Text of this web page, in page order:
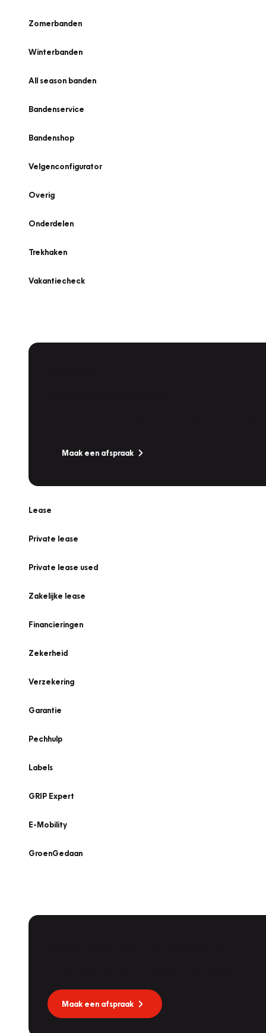
Zomerbanden
Winterbanden
All season banden
Bandenservice
Bandenshop
Velgenconfigurator
Overig
Onderdelen
Trekhaken
Vakantiecheck
Maak een afspraak
Lease
Private lease
Private lease used
Zakelijke lease
Financieringen
Zekerheid
Verzekering
Garantie
Pechhulp
Labels
GRIP Expert
E-Mobility
GroenGedaan
Maak een afspraak
Nu geopend tot 17:30